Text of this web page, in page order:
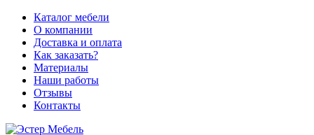
Каталог мебели
О компании
Доставка и оплата
Как заказать?
Материалы
Наши работы
Отзывы
Контакты